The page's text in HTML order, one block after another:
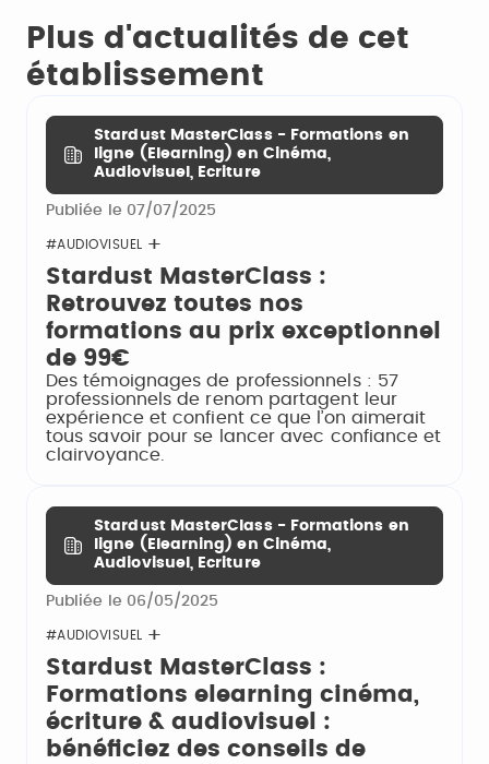
Plus d'actualités de cet
établissement
Stardust MasterClass - Formations en
ligne (Elearning) en Cinéma,
Audiovisuel, Ecriture
Publiée le 07/07/2025
#AUDIOVISUEL
Stardust MasterClass :
Retrouvez toutes nos
formations au prix exceptionnel
de 99€
Des témoignages de professionnels : 57
professionnels de renom partagent leur
expérience et confient ce que l’on aimerait
tous savoir pour se lancer avec confiance et
clairvoyance.
Stardust MasterClass - Formations en
ligne (Elearning) en Cinéma,
Audiovisuel, Ecriture
Publiée le 06/05/2025
#AUDIOVISUEL
Stardust MasterClass :
Formations elearning cinéma,
écriture & audiovisuel :
bénéficiez des conseils de